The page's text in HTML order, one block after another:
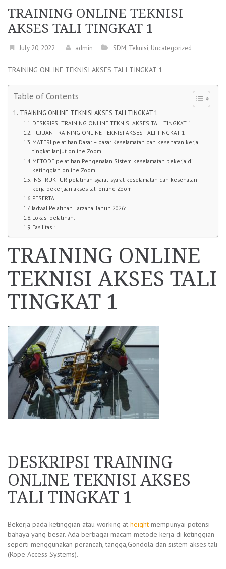
TRAINING ONLINE TEKNISI
AKSES TALI TINGKAT 1
July 20, 2022 admin SDM, Teknisi, Uncategorized
TRAINING ONLINE TEKNISI AKSES TALI TINGKAT 1
Table of Contents
TRAINING ONLINE TEKNISI AKSES TALI TINGKAT 1
DESKRIPSI TRAINING ONLINE TEKNISI AKSES TALI TINGKAT 1
TUJUAN TRAINING ONLINE TEKNISI AKSES TALI TINGKAT 1
MATERI pelatihan Dasar – dasar Keselamatan dan kesehatan kerja
tingkat lanjut online Zoom
METODE pelatihan Pengenalan Sistem keselamatan bekerja di
ketinggian online Zoom
INSTRUKTUR pelatihan syarat-syarat keselamatan dan kesehatan
kerja pekerjaan akses tali online Zoom
PESERTA
Jadwal Pelatihan Farzana Tahun 2026:
Lokasi pelatihan:
Fasilitas :
TRAINING ONLINE
TEKNISI AKSES TALI
TINGKAT 1
DESKRIPSI TRAINING
ONLINE TEKNISI AKSES
TALI TINGKAT 1
Bekerja pada ketinggian atau working at height mempunyai potensi
bahaya yang besar. Ada berbagai macam metode kerja di ketinggian
seperti menggunakan perancah, tangga,Gondola dan sistem akses tali
(Rope Access Systems).